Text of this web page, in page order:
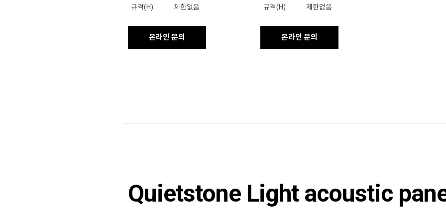
규격(H) 제한없음
온라인 문의
규격(H) 제한없음
온라인 문의
Quietstone Light acoustic